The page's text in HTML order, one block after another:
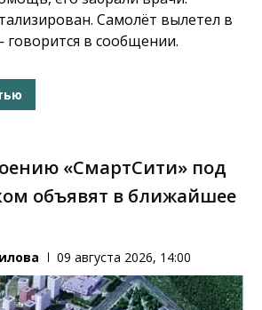
Самолёт вылетел в
в сообщении.
«СмартСити» под
объявят в ближайшее
09 августа 2026, 14:00